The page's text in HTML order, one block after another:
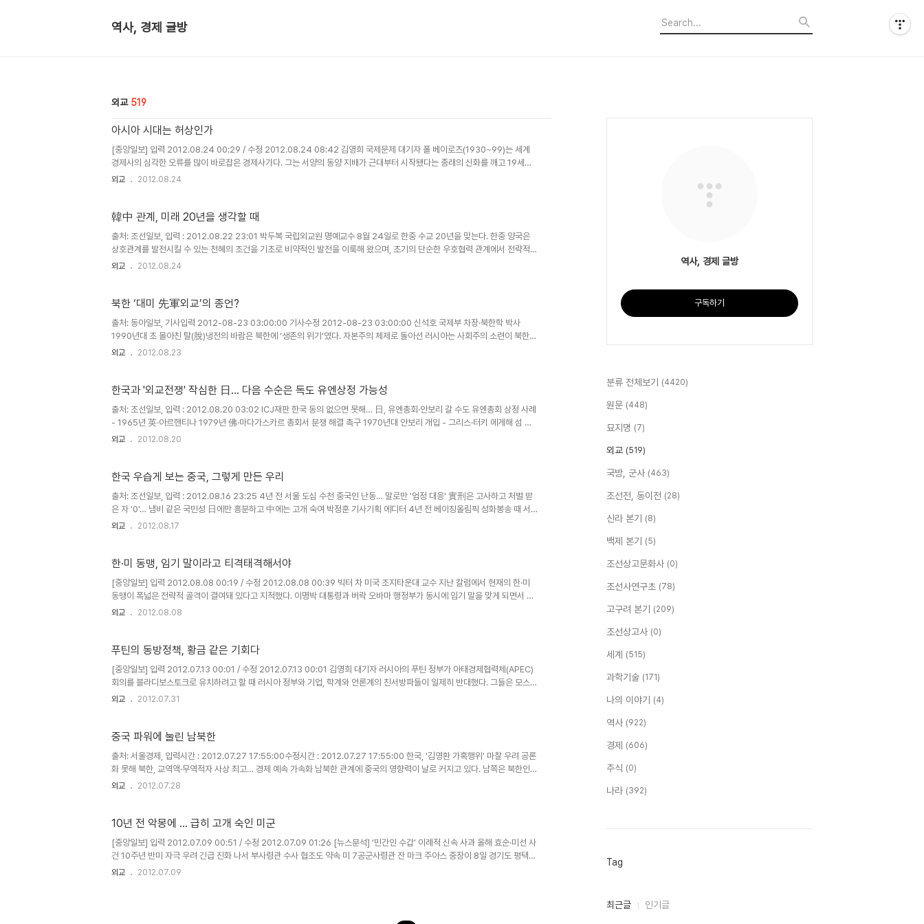
역사, 경제 글방
외교 519
아시아 시대는 허상인가
[중앙일보] 입력 2012.08.24 00:29 / 수정 2012.08.24 08:42 김영희 국제문제 대기자 폴 베이로츠(1930~99)는 세계
경제사의 심각한 오류를 많이 바로잡은 경제사가다. 그는 서양의 동양 지배가 근대부터 시작됐다는 종래의 신화를 깨고 19세기
까지도 아시아가 세계 경제의 중심이었음을 증명해 냈다. ..
외교 2012.08.24
韓中 관계, 미래 20년을 생각할 때
출처: 조선일보, 입력 : 2012.08.22 23:01 박두복 국립외교원 명예교수 8월 24일로 한중 수교 20년을 맞는다. 한중 양국은
상호관계를 발전시킬 수 있는 천혜의 조건을 기초로 비약적인 발전을 이룩해 왔으며, 초기의 단순한 우호협력 관계에서 전략적
협력동반자 관계로, 양자관계를 넘어 다자..
외교 2012.08.24
북한 ‘대미 先軍외교’의 종언?
출처: 동아일보, 기사입력 2012-08-23 03:00:00 기사수정 2012-08-23 03:00:00 신석호 국제부 차장·북한학 박사
1990년대 초 몰아친 탈(脫)냉전의 바람은 북한에 ‘생존의 위기’였다. 자본주의 체제로 돌아선 러시아는 사회주의 소련이 북한에
제공했던 막대한 원조와 차관, 청산결제 제도 등 다양..
외교 2012.08.23
한국과 '외교전쟁' 작심한 日… 다음 수순은 독도 유엔상정 가능성
출처: 조선일보, 입력 : 2012.08.20 03:02 ICJ재판 한국 동의 없으면 못해… 日, 유엔총회·안보리 갈 수도 유엔총회 상정 사례
- 1965년 英·아르헨티나 1979년 佛·마다가스카르 총회서 분쟁 해결 촉구 1970년대 안보리 개입 - 그리스·터키 에게해 섬 분
쟁 전운 감돌자 ICJ 제소 권고 美 지지 받은 ..
외교 2012.08.20
한국 우습게 보는 중국, 그렇게 만든 우리
출처: 조선일보, 입력 : 2012.08.16 23:25 4년 전 서울 도심 수천 중국인 난동… 말로만 '엄정 대응' 實刑은 고사하고 처벌 받
은 자 '0'… 냄비 같은 국민성 日에만 흥분하고 中에는 고개 숙여 박정훈 기사기획 에디터 4년 전 베이징올림픽 성화봉송 때 서
울 도심이 아수라장으로 변했다. 중국의 ..
외교 2012.08.17
한·미 동맹, 임기 말이라고 티격태격해서야
[중앙일보] 입력 2012.08.08 00:19 / 수정 2012.08.08 00:39 빅터 차 미국 조지타운대 교수 지난 칼럼에서 현재의 한·미
동맹이 폭넓은 전략적 골격이 결여돼 있다고 지적했다. 이명박 대통령과 버락 오바마 행정부가 동시에 임기 말을 맞게 되면서 양
국 관계 전반보다 개별 이슈에 초점을 맞추는 ..
외교 2012.08.08
푸틴의 동방정책, 황금 같은 기회다
[중앙일보] 입력 2012.07.13 00:01 / 수정 2012.07.13 00:01 김영희 대기자 러시아의 푸틴 정부가 아태경제협력체(APEC)
회의를 블라디보스토크로 유치하려고 할 때 러시아 정부와 기업, 학계와 언론계의 친서방파들이 일제히 반대했다. 그들은 모스크
바와 상트페테르부르크를 두고 블라디보스토크..
외교 2012.07.31
중국 파워에 눌린 남북한
출처: 서울경제, 입력시간 : 2012.07.27 17:55:00수정시간 : 2012.07.27 17:55:00 한국, '김영환 가혹행위' 마찰 우려 공론
화 못해 북한, 교역액·무역적자 사상 최고… 경제 예속 가속화 남북한 관계에 중국의 영향력이 날로 커지고 있다. 남쪽은 북한인권
운동가 김영환(49)씨가 중국에서 가혹행위를 ..
외교 2012.07.28
10년 전 악몽에 … 급히 고개 숙인 미군
[중앙일보] 입력 2012.07.09 00:51 / 수정 2012.07.09 01:26 [뉴스분석] ‘민간인 수갑’ 이례적 신속 사과 올해 효순·미선 사
건 10주년 반미 자극 우려 긴급 진화 나서 부사령관 수사 협조도 약속 미 7공군사령관 잔 마크 주아스 중장이 8일 경기도 평택시
신장동 K-55 오산 공군기지에서 기자 회견을..
외교 2012.07.09
역사, 경제 글방
구독하기
분류 전체보기 (4420)
원문 (448)
묘지명 (7)
외교 (519)
국방, 군사 (463)
조선전, 동이전 (28)
신라 본기 (8)
백제 본기 (5)
조선상고문화사 (0)
조선사연구초 (78)
고구려 본기 (209)
조선상고사 (0)
세계 (515)
과학기술 (171)
나의 이야기 (4)
역사 (922)
경제 (606)
주식 (0)
나라 (392)
Tag
최
최근글 인기글